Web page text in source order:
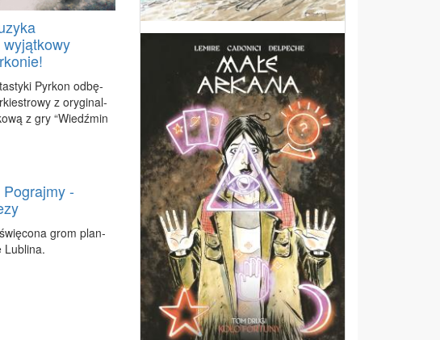
wyjątkowy
Pyr­kon od­bę­
z ory­gi­nal­
z gry “Wiedź­min
-
grom plan­
Lu­bli­na.